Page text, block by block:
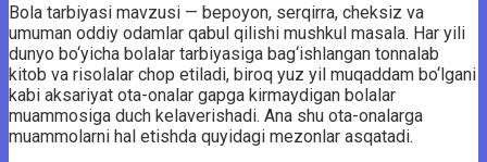
Bola tarbiyasi mavzusi — bepoyon, serqirra, cheksiz va
umuman oddiy odamlar qabul qilishi mushkul masala. Har yili
dunyo bo‘yicha bolalar tarbiyasiga bag‘ishlangan tonnalab
kitob va risolalar chop etiladi, biroq yuz yil muqaddam bo‘lgani
kabi aksariyat ota-onalar gapga kirmaydigan bolalar
muammosiga duch kelaverishadi. Ana shu ota-onalarga
muammolarni hal etishda quyidagi mezonlar asqatadi.